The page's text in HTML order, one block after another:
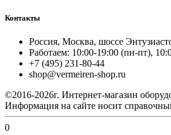
Контакты
Россия, Москва, шоссе
Работаем: 10:00-19:00 (пн-пт),
+7 (495) 231-80-44
shop@vermeiren-shop.ru
©2016-2026г. Интернет-магазин
Информация на сайте носит
0